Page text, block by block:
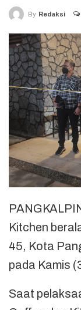
By Redaksi
Kitchen
45, Kota
pada Kamis
Saat